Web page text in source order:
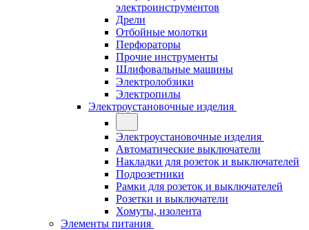
электроинструментов
Дрели
Отбойные молотки
Перфораторы
Прочие инструменты
Шлифовальные машины
Электролобзики
Электропилы
Электроустановочные изделия
Электроустановочные изделия
Автоматические выключатели
Накладки для розеток и выключателей
Подрозетники
Рамки для розеток и выключателей
Розетки и выключатели
Хомуты, изолента
Элементы питания